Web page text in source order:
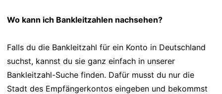
Wo kann ich Bankleitzahlen nachsehen?
Falls du die Bankleitzahl für ein Konto in Deutschland
suchst, kannst du sie ganz einfach in unserer
Bankleitzahl-Suche finden. Dafür musst du nur die
Stadt des Empfängerkontos eingeben und bekommst